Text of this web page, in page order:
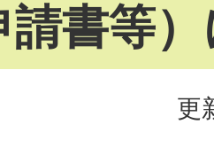
請書等
更